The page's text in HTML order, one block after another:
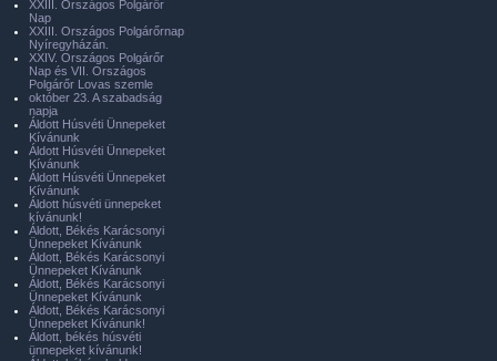
XXIII. Országos Polgárőr
Nap
XXIII. Országos Polgárőrnap
Nyíregyházán.
XXIV. Országos Polgárőr
Nap és VII. Országos
Polgárőr Lovas szemle
október 23. A szabadság
napja
Áldott Húsvéti Ünnepeket
Kívánunk
Áldott Húsvéti Ünnepeket
Kívánunk
Áldott Húsvéti Ünnepeket
Kívánunk
Áldott húsvéti ünnepeket
kívánunk!
Áldott, Békés Karácsonyi
Ünnepeket Kívánunk
Áldott, Békés Karácsonyi
Ünnepeket Kívánunk
Áldott, Békés Karácsonyi
Ünnepeket Kívánunk
Áldott, Békés Karácsonyi
Ünnepeket Kívánunk!
Áldott, békés húsvéti
ünnepeket kívánunk!